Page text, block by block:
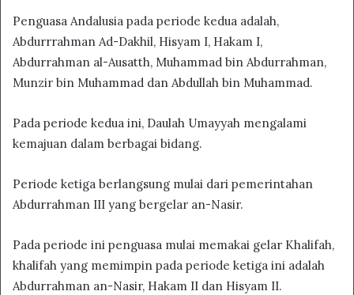
Penguasa Andalusia pada periode kedua adalah,
Abdurrrahman Ad-Dakhil, Hisyam I, Hakam I,
Abdurrahman al-Ausatth, Muhammad bin Abdurrahman,
Munzir bin Muhammad dan Abdullah bin Muhammad.
Pada periode kedua ini, Daulah Umayyah mengalami
kemajuan dalam berbagai bidang.
Periode ketiga berlangsung mulai dari pemerintahan
Abdurrahman III yang bergelar an-Nasir.
Pada periode ini penguasa mulai memakai gelar Khalifah,
khalifah yang memimpin pada periode ketiga ini adalah
Abdurrahman an-Nasir, Hakam II dan Hisyam II.